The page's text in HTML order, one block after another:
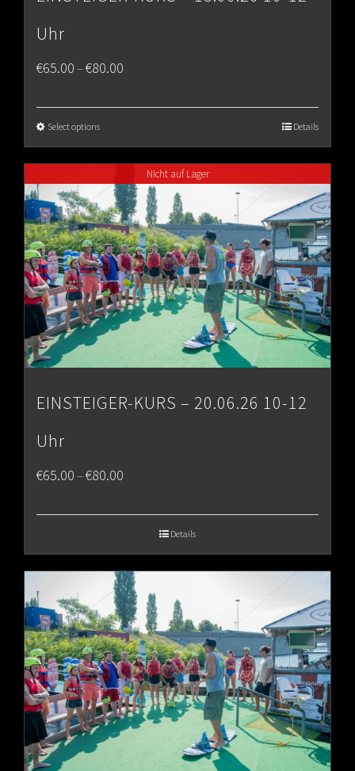
Uhr
€65.00–€80.00
€80.00
Select options Details
Nicht auf Lager
EINSTEIGER-KURS – 20.06.26 10-12
Uhr
€65.00–€80.00
€80.00
Details